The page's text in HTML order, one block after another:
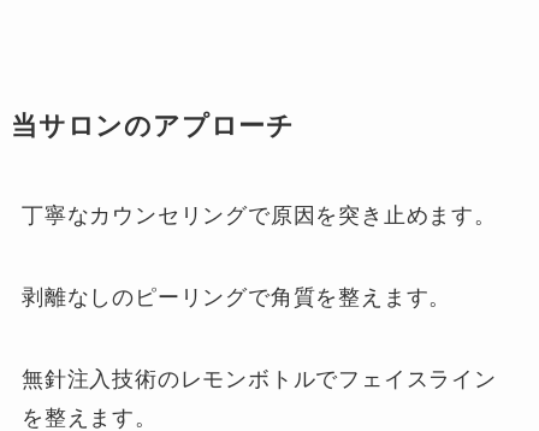
当サロンのアプローチ
丁寧なカウンセリングで原因を突き止めます。
剥離なしのピーリングで角質を整えます。
無針注入技術のレモンボトルでフェイスライン
を整えます。